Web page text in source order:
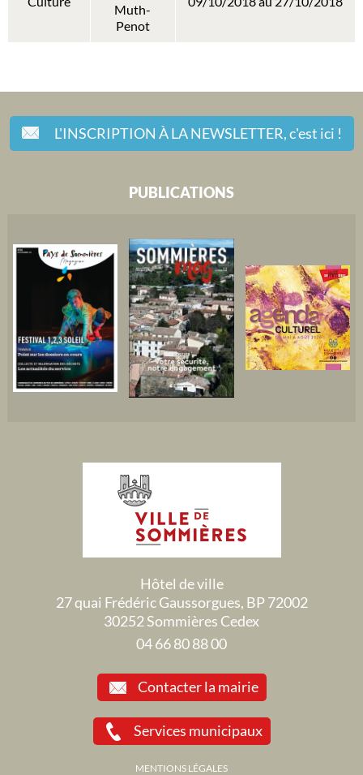
Muth-
Penot
L'INSCRIPTION À LA NEWSLETTER,c'est ici !
PUBLICATIONS
Hôtel de ville
27 quai Frédéric Gaussorgues, BP 72002
30252 Sommières Cedex
04 66 80 88 00
Contacter la mairie
Services municipaux
MENTIONS LÉGALES